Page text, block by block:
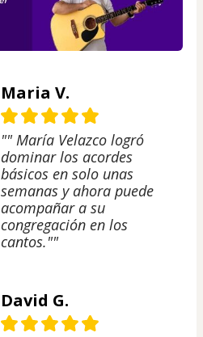
Maria V.
"" María Velazco logró
dominar los acordes
básicos en solo unas
semanas y ahora puede
acompañar a su
congregación en los
cantos.""
David G.